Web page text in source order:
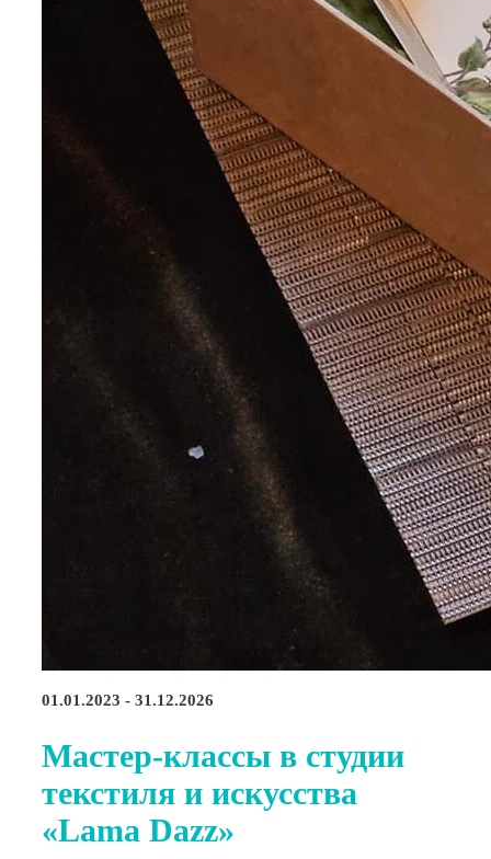
01.01.2023 - 31.12.2026
Мастер-классы в студии
текстиля и искусства
«Lama Dazz»